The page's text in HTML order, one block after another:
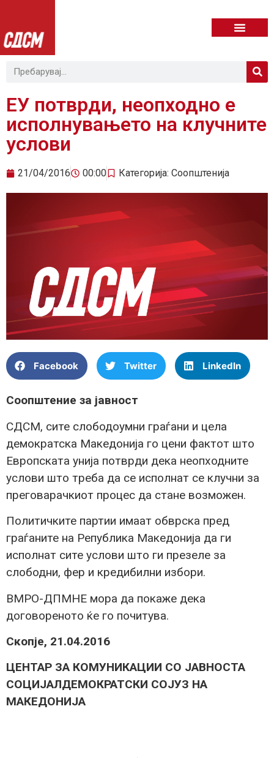
ЕУ потврди, неопходно е
исполнувањето на клучните
услови
21/04/2016 00:00 Категорија: Соопштенија
Facebook Twitter LinkedIn
Соопштение за јавност
СДСМ, сите слободоумни граѓани и цела
демократска Македонија го цени фактот што
Европската унија потврди дека неопходните
услови што треба да се исполнат се клучни за
преговарачкиот процес да стане возможен.
Политичките партии имаат обврска пред
граѓаните на Република Македонија да ги
исполнат сите услови што ги презеле за
слободни, фер и кредибилни избори.
ВМРО-ДПМНЕ мора да покаже дека
договореното ќе го почитува.
Скопје, 21.04.2016
ЦЕНТАР ЗА КОМУНИКАЦИИ СО ЈАВНОСТА
СОЦИЈАЛДЕМОКРАТСКИ СОЈУЗ НА
МАКЕДОНИЈА